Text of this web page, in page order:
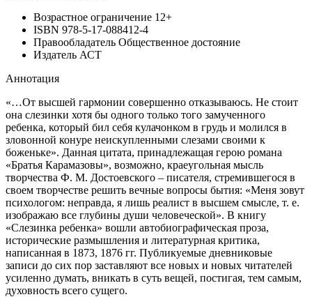
Возрастное ограничение 12+
ISBN 978-5-17-088412-4
Правообладатель Общественное достояние
Издатель АСТ
Аннотация
«…От высшей гармонии совершенно отказываюсь. Не стоит
она слезинки хотя бы одного только того замученного
ребенка, который бил себя кулачонком в грудь и молился в
зловонной конуре неискупленными слезами своими к
боженьке». Данная цитата, принадлежащая герою романа
«Братья Карамазовы», возможно, краеугольная мысль
творчества Ф. М. Достоевского – писателя, стремившегося в
своем творчестве решить вечные вопросы бытия: «Меня зовут
психологом: неправда, я лишь реалист в высшем смысле, т. е.
изображаю все глубины души человеческой». В книгу
«Слезинка ребенка» вошли автобиографическая проза,
исторические размышления и литературная критика,
написанная в 1873, 1876 гг. Публикуемые дневниковые
записи до сих пор заставляют все новых и новых читателей
усиленно думать, вникать в суть вещей, постигая, тем самым,
духовность всего сущего.